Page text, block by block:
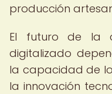
producción
El futuro de la
digitalizado
la capacidad de
la innovación